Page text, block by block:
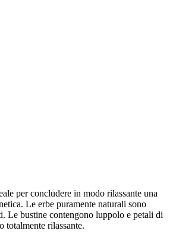
per concludere in modo rilassante una
Le erbe puramente naturali sono
Le bustine contengono luppolo e petali di
totalmente rilassante.